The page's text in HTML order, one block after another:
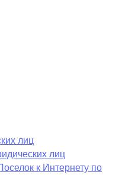
лиц
лиц
к Интернету по